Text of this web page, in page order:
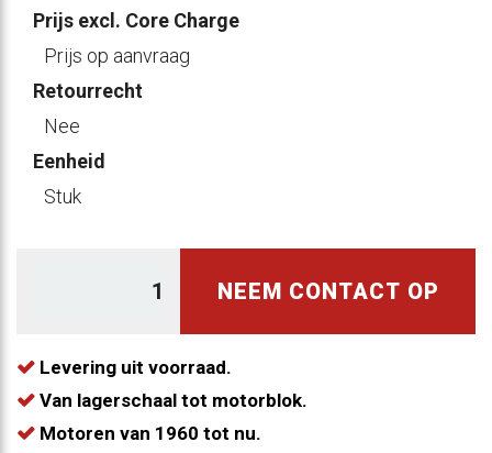
Prijs excl. Core Charge
Prijs op aanvraag
Retourrecht
Nee
Eenheid
Stuk
NEEM CONTACT OP
Levering uit voorraad.
Van lagerschaal tot motorblok.
Motoren van 1960 tot nu.